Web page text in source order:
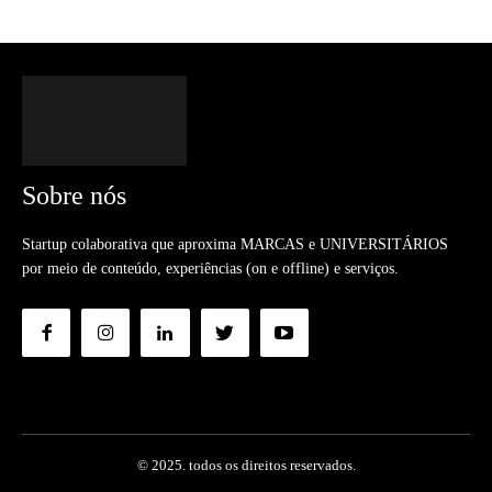
Sobre nós
Startup colaborativa que aproxima MARCAS e UNIVERSITÁRIOS
por meio de conteúdo, experiências (on e offline) e serviços.
© 2025. todos os direitos reservados.